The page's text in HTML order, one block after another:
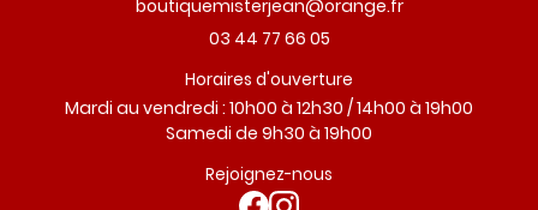
03 44 77 66 05
Horaires d'ouverture
Mardi au vendredi : 10h00 à 12h30 / 14h00 à 19h00
Samedi de 9h30 à 19h00
Rejoignez-nous